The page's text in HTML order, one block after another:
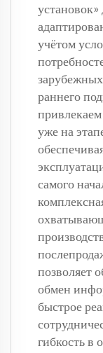
установок»
учётом
раннего
уже на
самого
позволяет
обмен
быстрое
гибкость в